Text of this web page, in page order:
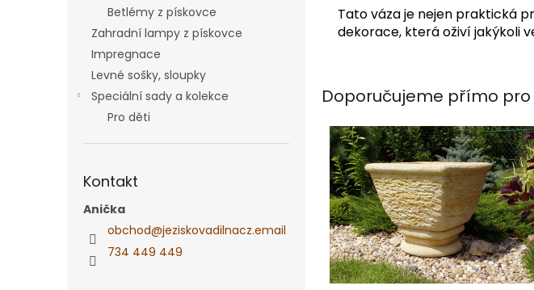
Betlémy z pískovce
Zahradní lampy z pískovce
Impregnace
Levné sošky, sloupky
Speciální sady a kolekce
Pro děti
Kontakt
Anička
obchod@jeziskovadilnacz.email
734 449 449
Tato váza je nejen praktická
dekorace, která oživí jakýkoli
Doporučujeme přímo pro